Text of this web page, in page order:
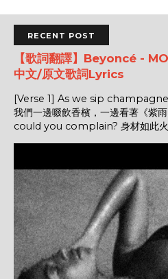
RECENT POST
【歌詞翻譯】Beyoncé -
中文/原文歌詞Lyrics
[Verse 1] As we sip
我們一邊啜飲香檳，一邊看著《
could you complain? 身材如此火